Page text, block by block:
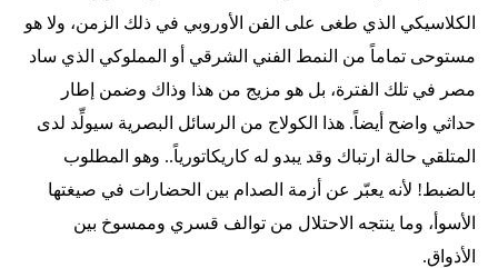
الكلاسيكي الذي طغى على الفن الأوروبي في ذلك الزمن، ولا هو
مستوحى تماماً من النمط الفني الشرقي أو المملوكي الذي ساد
مصر في تلك الفترة، بل هو مزيج من هذا وذاك وضمن إطار
حداثي واضح أيضاً. هذا الكولاج من الرسائل البصرية سيولِّد لدى
المتلقي حالة ارتباك وقد يبدو له كاريكاتورياً.. وهو المطلوب
بالضبط! لأنه يعبّر عن أزمة الصدام بين الحضارات في صيغتها
الأسوأ، وما ينتجه الاحتلال من توالف قسري وممسوخ بين
الأذواق.